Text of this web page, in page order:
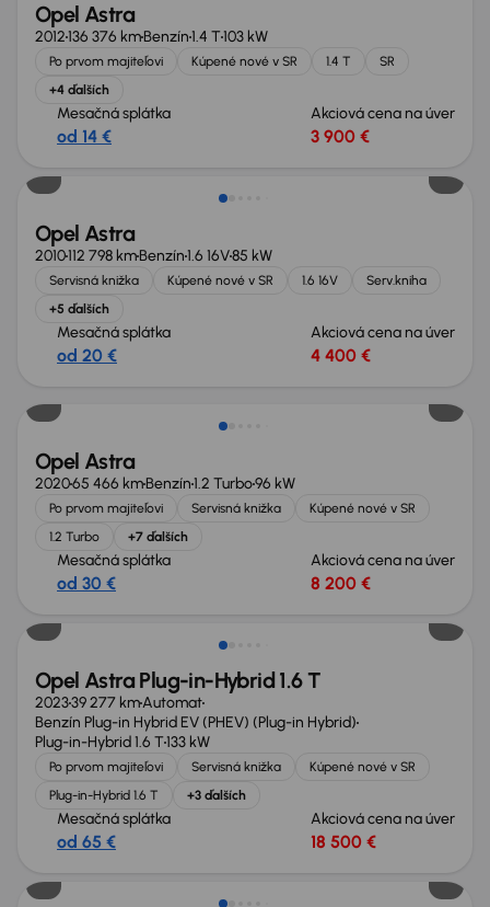
Opel Astra
2012136 376 kmBenzín1.4 T103 kW
Po prvom majiteľovi Kúpené nové v SR 1.4 T
SR
+4 ďalších
Mesačná splátka
od 14 €
Akciová cena na úver
3 900 €
Opel Astra
2010112 798 kmBenzín1.6 16V85 kW
Servisná knižka Kúpené nové v SR 1.6 16V
Serv.kniha
+5 ďalších
Mesačná splátka
od 20 €
Akciová cena na úver
4 400 €
Opel Astra
202065 466 kmBenzín1.2 Turbo96 kW
Po prvom majiteľovi Servisná knižka
Kúpené nové v SR
1.2 Turbo
+7 ďalších
Mesačná splátka
od 30 €
Akciová cena na úver
8 200 €
Zlacnené o 3 500 €
Opel Astra Plug-in-Hybrid 1.6 T
202339 277 kmAutomat
Benzín Plug-in Hybrid EV (PHEV) (Plug-in Hybrid)
Plug-in-Hybrid 1.6 T133 kW
Po prvom majiteľovi Servisná knižka
Kúpené nové v SR
Plug-in-Hybrid 1.6 T
+3 ďalších
Mesačná splátka
od 65 €
Akciová cena na úver
18 500 €